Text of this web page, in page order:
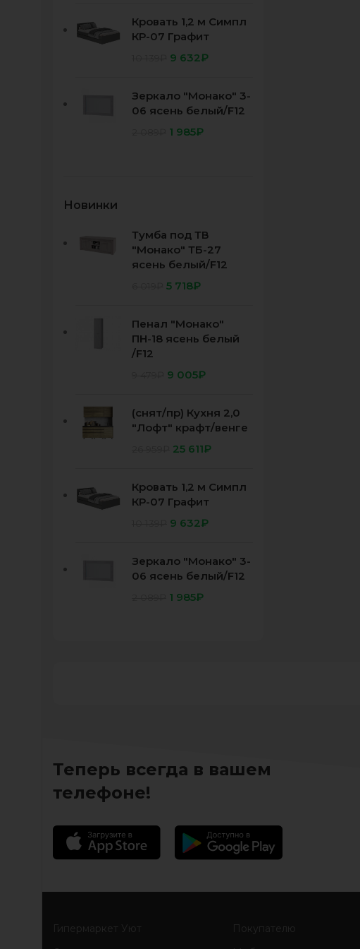
Кровать 1,2 м Симпл
КР-07 Графит
9 632₽
Зеркало "Монако" 3-
06 ясень белый/F12
1 985₽
Новинки
Тумба под ТВ
"Монако" ТБ-27
ясень белый/F12
5 718₽
Пенал "Монако"
ПН-18 ясень белый
/F12
9 005₽
(снят/пр) Кухня 2,0
"Лофт" крафт/венге
25 611₽
Кровать 1,2 м Симпл
КР-07 Графит
9 632₽
Зеркало "Монако" 3-
06 ясень белый/F12
1 985₽
Теперь всегда в вашем
телефоне!
Гипермаркет Уют
Покупателю